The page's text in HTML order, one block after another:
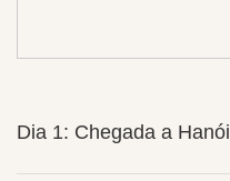
Dia 1: Chegada a Hanói